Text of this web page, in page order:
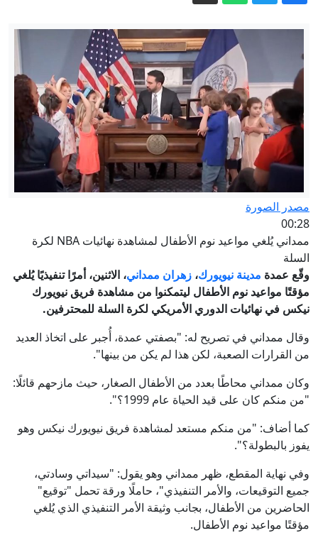
ألمانيا.. رصد مسيرتين مجهولتين تحلقان
فوق قاعدة عسكرية
بزشكيان: أفشلنا خطة لإدخال العدو قوات
برية إلى إيران
روسيا وأوكرانيا تلجآن لحرب الخوارزميات..
فمن يصمد أكثر؟
وزير الخارجية التركي: "اتفاق مكة" يماثل
فنيا المادة 5 من ميثاق الناتو الخاصة
هرمز والكشف عن مخطط لإدخال قوات
مصدر الصورة
00:28
ممداني يُلغي مواعيد نوم الأطفال لمشاهدة نهائيات NBA لكرة
السلة
وقّع عمدة مدينة نيويورك، زهران ممداني، الاثنين، أمرًا تنفيذيًا يُلغي
مؤقتًا مواعيد نوم الأطفال ليتمكنوا من مشاهدة فريق نيويورك
نيكس في نهائيات الدوري الأمريكي لكرة السلة للمحترفين.
وقال ممداني في تصريح له: "بصفتي عمدة، أُجبر على اتخاذ العديد
من القرارات الصعبة، لكن هذا لم يكن من بينها".
وكان ممداني محاطًا بعدد من الأطفال الصغار، حيث مازحهم قائلًا:
"من منكم كان على قيد الحياة عام 1999؟".
كما أضاف: "من منكم مستعد لمشاهدة فريق نيويورك نيكس وهو
يفوز بالبطولة؟".
وفي نهاية المقطع، ظهر ممداني وهو يقول: "سيداتي وسادتي،
جميع التوقيعات، والأمر التنفيذي"، حاملًا ورقة تحمل "توقيع"
الحاضرين من الأطفال، بجانب وثيقة الأمر التنفيذي الذي يُلغي
مؤقتًا مواعيد نوم الأطفال.